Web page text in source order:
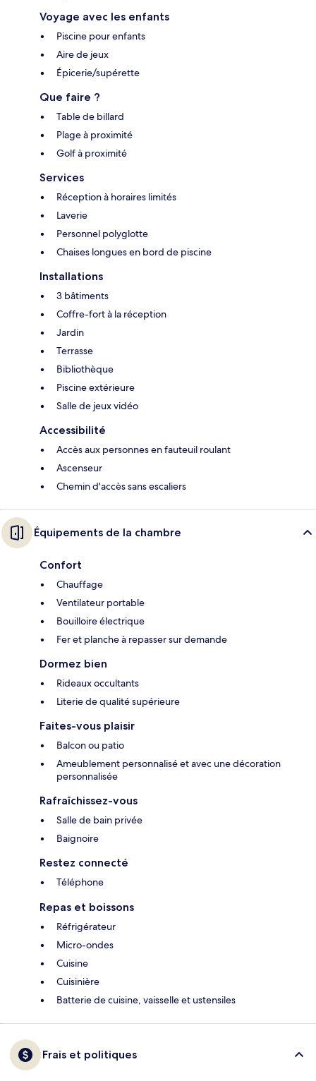
Voyage avec les enfants
Piscine pour enfants
Aire de jeux
Épicerie/supérette
Que faire ?
Table de billard
Plage à proximité
Golf à proximité
Services
Réception à horaires limités
Laverie
Personnel polyglotte
Chaises longues en bord de piscine
Installations
3 bâtiments
Coffre-fort à la réception
Jardin
Terrasse
Bibliothèque
Piscine extérieure
Salle de jeux vidéo
Accessibilité
Accès aux personnes en fauteuil roulant
Ascenseur
Chemin d'accès sans escaliers
Équipements de la chambre
Confort
Chauffage
Ventilateur portable
Bouilloire électrique
Fer et planche à repasser sur demande
Dormez bien
Rideaux occultants
Literie de qualité supérieure
Faites-vous plaisir
Balcon ou patio
Ameublement personnalisé et avec une décoration
personnalisée
Rafraîchissez-vous
Salle de bain privée
Baignoire
Restez connecté
Téléphone
Repas et boissons
Réfrigérateur
Micro-ondes
Cuisine
Cuisinière
Batterie de cuisine, vaisselle et ustensiles
Frais et politiques